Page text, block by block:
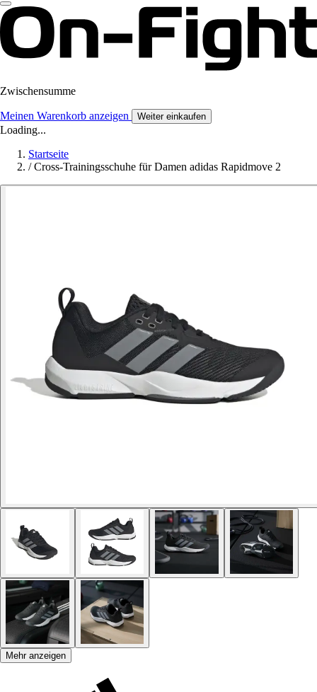
Zwischensumme
Meinen Warenkorb anzeigen Weiter einkaufen
Loading...
Startseite
/ Cross-Trainingsschuhe für Damen adidas Rapidmove 2
Mehr anzeigen